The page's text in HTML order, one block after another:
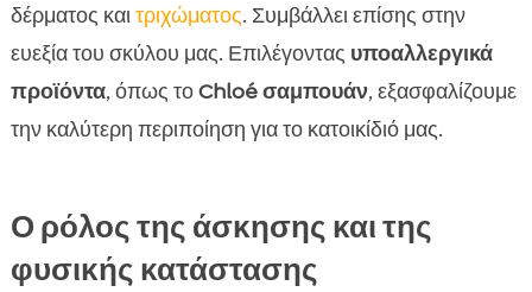
δέρματος καιτριχώματος. Συμβάλλει επίσης στην
ευεξία του σκύλου μας. Επιλέγοντας υποαλλεργικά
προϊόντα, όπως τοChloé σαμπουάν, εξασφαλίζουμε
την καλύτερη περιποίηση για το κατοικίδιό μας.
Ο ρόλος της άσκησης και της
φυσικής κατάστασης